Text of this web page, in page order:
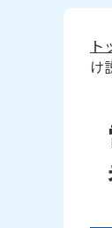
ト
け